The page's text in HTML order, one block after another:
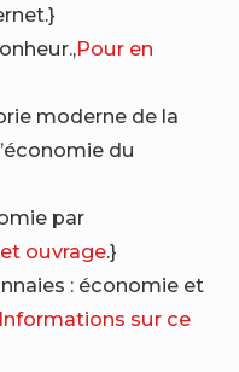
Pour en
moderne de la
du
par
ouvrage.}
: économie et
Informations sur ce